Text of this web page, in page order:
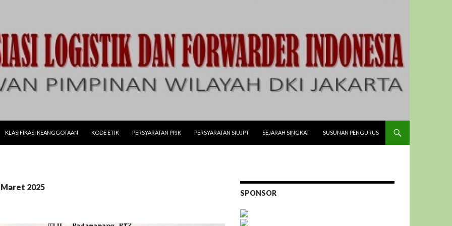
KLASIFIKASI KEANGGOTAAN
KODE ETIK PERSYARATAN PPJK PERSYARATAN SIUJPT SEJARAH SINGKAT SUSUNAN PENGURUS
2025
SPONSOR